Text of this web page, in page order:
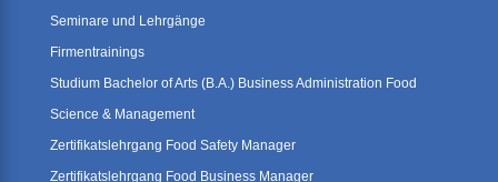
Seminare und Lehrgänge
Firmentrainings
Studium Bachelor of Arts (B.A.) Business Administration Food
Science & Management
Zertifikatslehrgang Food Safety Manager
Zertifikatslehrgang Food Business Manager